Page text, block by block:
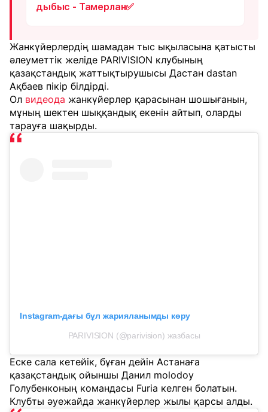
дыбыс - Тамерлан✅️
Жанкүйерлердің шамадан тыс ықыласына қатысты
әлеуметтік желіде PARIVISION клубының
қазақстандық жаттықтырушысы Дастан dastan
Ақбаев пікір білдірді.
Ол видеода жанкүйерлер қарасынан шошығанын,
мұның шектен шыққандық екенін айтып, оларды
тарауға шақырды.
Instagram-дағы бұл жарияланымды көру
PARIVISION (@parivision) жазбасы
Еске сала кетейік, бұған дейін Астанаға
қазақстандық ойыншы Данил molodoy
Голубенконың командасы Furia келген болатын.
Клубты әуежайда жанкүйерлер жылы қарсы алды.